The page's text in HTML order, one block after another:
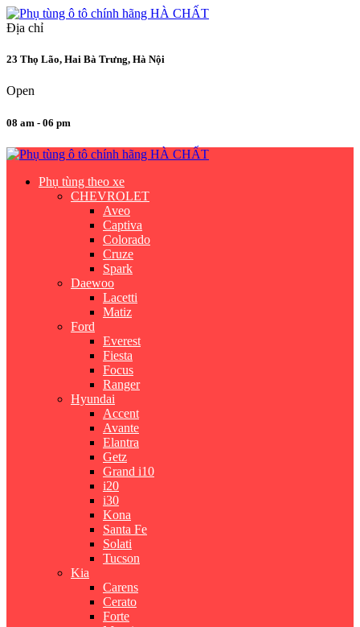
Địa chỉ
23 Thọ Lão, Hai Bà Trưng, Hà Nội
Open
08 am - 06 pm
Phụ tùng theo xe
CHEVROLET
Aveo
Captiva
Colorado
Cruze
Spark
Daewoo
Lacetti
Matiz
Ford
Everest
Fiesta
Focus
Ranger
Hyundai
Accent
Avante
Elantra
Getz
Grand i10
i20
i30
Kona
Santa Fe
Solati
Tucson
Kia
Carens
Cerato
Forte